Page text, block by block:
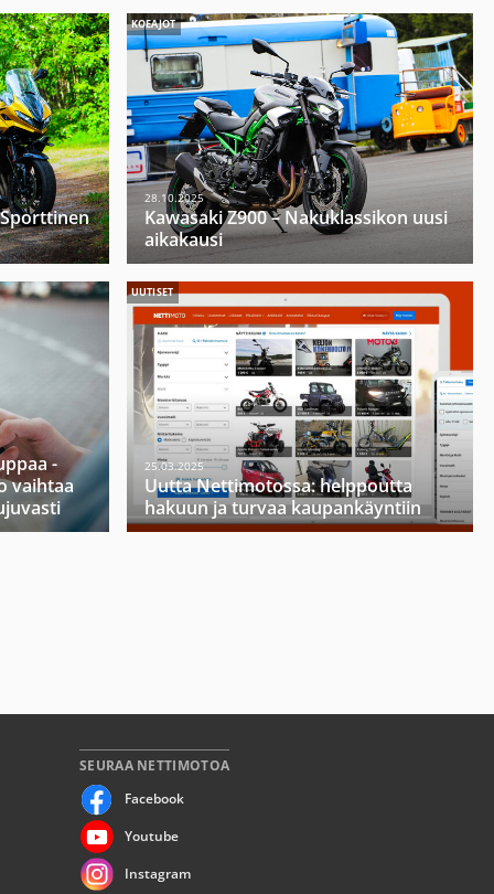
KOEAJOT
28.10.2025
Kawasaki Z900 – Nakuklassikon uusi
aikakausi
-
vaihtaa
UUTISET
25.03.2025
Uutta Nettimotossa: helppoutta
hakuun ja turvaa kaupankäyntiin
SEURAA NETTIMOTOA
Facebook
Youtube
Instagram